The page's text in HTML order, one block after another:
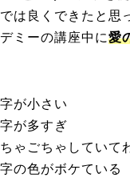
は良くできたと思
ミーの講座中に愛
が小さい
が多すぎ
ゃごちゃしていて
の色がボケている